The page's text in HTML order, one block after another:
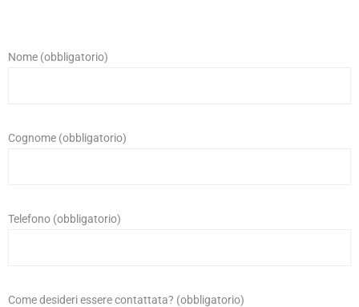
Nome (obbligatorio)
Cognome (obbligatorio)
Telefono (obbligatorio)
Come desideri essere contattata? (obbligatorio)